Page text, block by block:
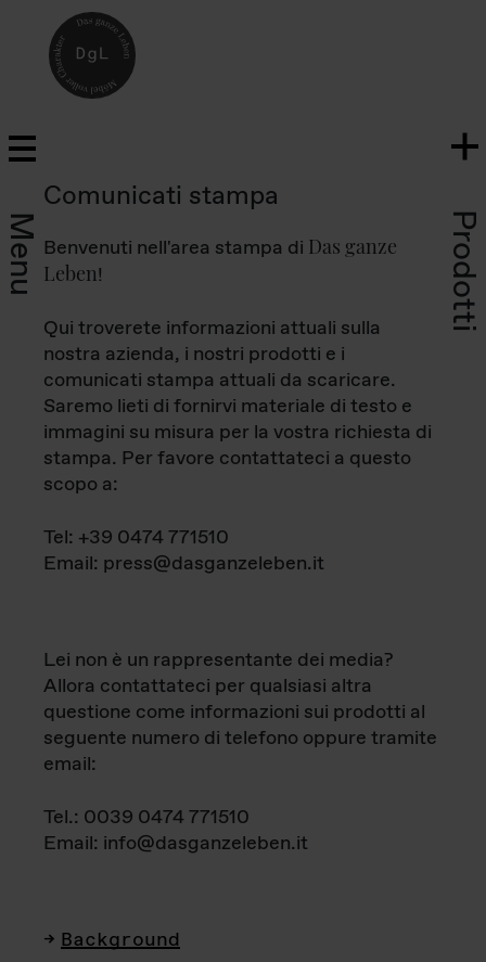
Menu Prodotti
Comunicati stampa
Benvenuti nell'area stampa di Das ganze
Leben!
Qui troverete informazioni attuali sulla
nostra azienda, i nostri prodotti e i
comunicati stampa attuali da scaricare.
Saremo lieti di fornirvi materiale di testo e
immagini su misura per la vostra richiesta di
stampa. Per favore contattateci a questo
scopo a:
Tel: +39 0474 771510
Email: press@dasganzeleben.it
Lei non è un rappresentante dei media?
Allora contattateci per qualsiasi altra
questione come informazioni sui prodotti al
seguente numero di telefono oppure tramite
email:
Tel.: 0039 0474 771510
Email: info@dasganzeleben.it
Background